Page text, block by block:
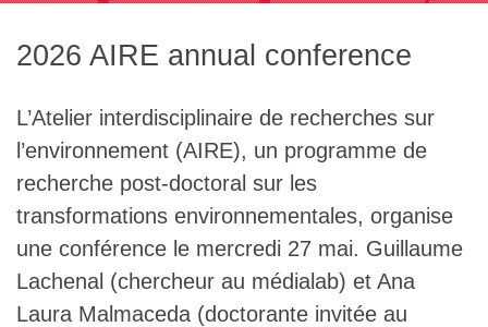
L'équipe
Le médialab
FR|EN
2026 AIRE annual conference
L’Atelier interdisciplinaire de recherches sur
l’environnement (AIRE), un programme de
recherche post-doctoral sur les
transformations environnementales, organise
une conférence le mercredi 27 mai. Guillaume
Lachenal (chercheur au médialab) et Ana
Laura Malmaceda (doctorante invitée au